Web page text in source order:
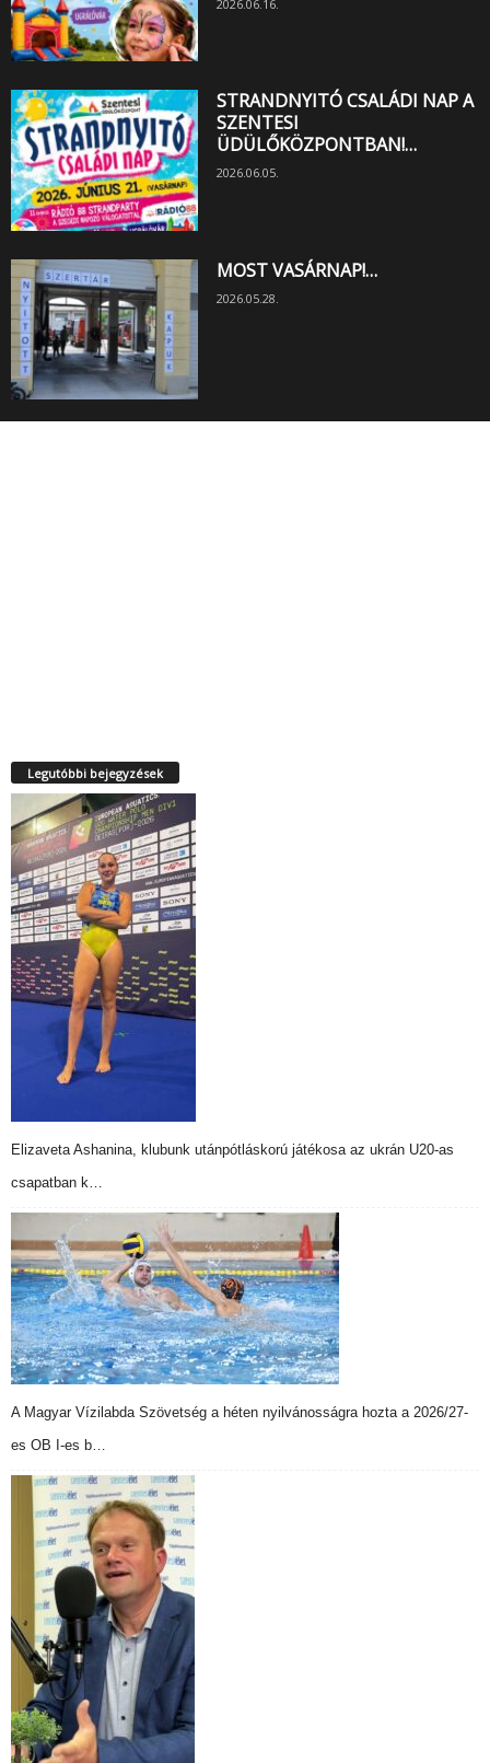
2026.06.16.
STRANDNYITÓ CSALÁDI NAP A
SZENTESI
ÜDÜLŐKÖZPONTBAN!…
2026.06.05.
MOST VASÁRNAP!…
2026.05.28.
Legutóbbi bejegyzések
Elizaveta Ashanina, klubunk utánpótláskorú játékosa az ukrán U20-as
csapatban k…
A Magyar Vízilabda Szövetség a héten nyilvánosságra hozta a 2026/27-
es OB I-es b…